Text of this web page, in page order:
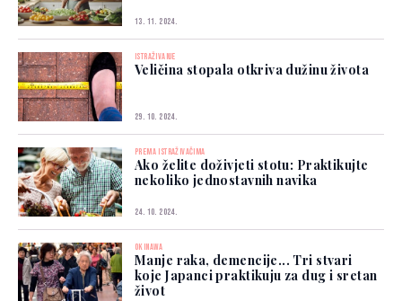
13. 11. 2024.
ISTRAŽIVANJE
Veličina stopala otkriva dužinu života
29. 10. 2024.
PREMA ISTRAŽIVAČIMA
Ako želite doživjeti stotu: Praktikujte
nekoliko jednostavnih navika
24. 10. 2024.
OKINAWA
Manje raka, demencije... Tri stvari
koje Japanci praktikuju za dug i sretan
život